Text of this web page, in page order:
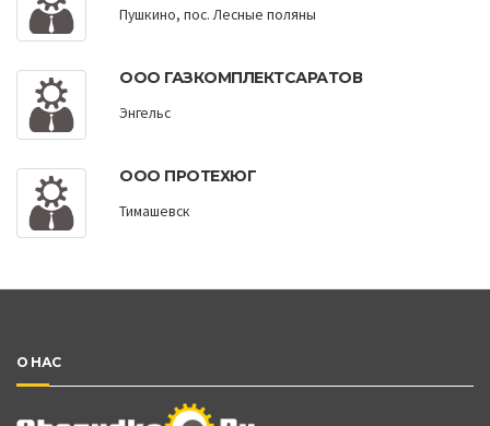
Пушкино, пос. Лесные поляны
ООО ГАЗКОМПЛЕКТСАРАТОВ
Энгельс
ООО ПРОТЕХЮГ
Тимашевск
О НАС